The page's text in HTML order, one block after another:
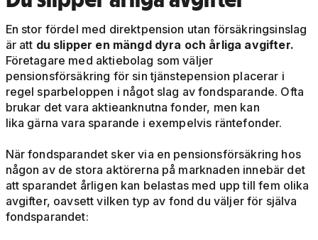
En stor fördel med direktpension utan försäkringsinslag
är att du slipper en mängd dyra och årliga avgifter.
Företagare med aktiebolag som väljer
pensionsförsäkring för sin tjänstepension placerar i
regel sparbeloppen i något slag av fondsparande. Ofta
brukar det vara aktieanknutna fonder, men kan
lika gärna vara sparande i exempelvis räntefonder.
När fondsparandet sker via en pensionsförsäkring hos
någon av de stora aktörerna på marknaden innebär det
att sparandet årligen kan belastas med upp till fem olika
avgifter, oavsett vilken typ av fond du väljer för själva
fondsparandet: